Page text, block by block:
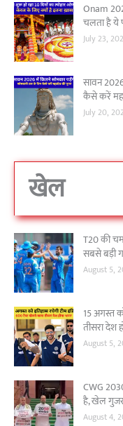
Onam
चलता है ये
July 23,
सावन
कैसे करें
July 20,
खेल
T20 की
सबसे बड़ी
August 5,
15 अगस्त
तीसरा देश
August 5,
CWG
है, खेल
August 4,